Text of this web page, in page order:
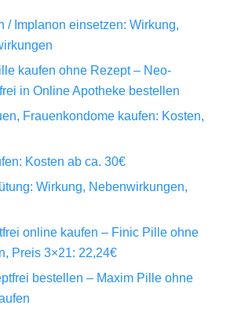
/ Implanon einsetzen: Wirkung,
kaufen ohne Rezept – Neo-
in Online Apotheke bestellen
Frauenkondome kaufen: Kosten,
Kosten ab ca. 30€
Wirkung, Nebenwirkungen,
online kaufen – Finic Pille ohne
Preis 3×21: 22,24€
bestellen – Maxim Pille ohne